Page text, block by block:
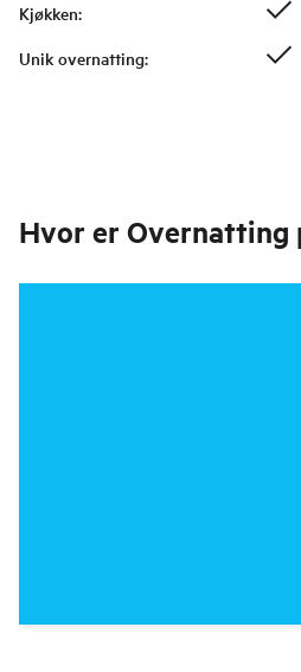
Kjøkken:
Unik overnatting:
Hvor er Overnatting